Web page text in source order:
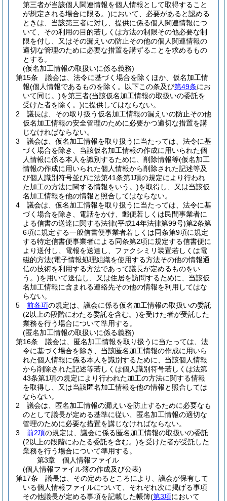
第三者が当該個人関連情報を個人情報として取得すること
が想定される場合に限る。)において、必要があると認める
ときは、当該第三者に対し、提供に係る個人関連情報につ
いて、その利用の目的若しくは方法の制限その他必要な制
限を付し、又はその漏えいの防止その他の個人関連情報の
適切な管理のために必要な措置を講ずることを求めるもの
とする。
(仮名加工情報の取扱いに係る義務)
第15条
議会は、法令に基づく場合を除くほか、仮名加工情
報(個人情報であるものを除く。以下この条及び第49条にお
いて同じ。)を第三者(当該仮名加工情報の取扱いの委託を
受けた者を除く。)に提供してはならない。
2
議長は、その取り扱う仮名加工情報の漏えいの防止その他
仮名加工情報の安全管理のために必要かつ適切な措置を講
じなければならない。
3
議会は、仮名加工情報を取り扱うに当たっては、法令に基
づく場合を除き、当該仮名加工情報の作成に用いられた個
人情報に係る本人を識別するために、削除情報等(仮名加工
情報の作成に用いられた個人情報から削除された記述等及
び個人識別符号並びに法第41条第1項の規定により行われ
た加工の方法に関する情報をいう。)を取得し、又は当該仮
名加工情報を他の情報と照合してはならない。
4
議会は、仮名加工情報を取り扱うに当たっては、法令に基
づく場合を除き、電話をかけ、郵便若しくは民間事業者に
よる信書の送達に関する法律(平成14年法律第99号)第2条第
6項に規定する一般信書便事業者若しくは同条第9項に規定
する特定信書便事業者による同条第2項に規定する信書便に
より送付し、電報を送達し、ファクシミリ装置若しくは電
磁的方法(電子情報処理組織を使用する方法その他の情報通
信の技術を利用する方法であって議長が定めるものをい
う。)を用いて送信し、又は住居を訪問するために、当該仮
名加工情報に含まれる連絡先その他の情報を利用してはな
らない。
5
前各項の規定は、議会に係る仮名加工情報の取扱いの委託
(2以上の段階にわたる委託を含む。)を受けた者が受託した
業務を行う場合について準用する。
(匿名加工情報の取扱いに係る義務)
第16条
議会は、匿名加工情報を取り扱うに当たっては、法
令に基づく場合を除き、当該匿名加工情報の作成に用いら
れた個人情報に係る本人を識別するために、当該個人情報
から削除された記述等若しくは個人識別符号若しくは法第
43条第1項の規定により行われた加工の方法に関する情報
を取得し、又は当該匿名加工情報を他の情報と照合しては
ならない。
2
議会は、匿名加工情報の漏えいを防止するために必要なも
のとして議長が定める基準に従い、匿名加工情報の適切な
管理のために必要な措置を講じなければならない。
3
前2項の規定は、議会に係る匿名加工情報の取扱いの委託
(2以上の段階にわたる委託を含む。)を受けた者が受託した
業務を行う場合について準用する。
第3章
個人情報ファイル
(個人情報ファイル簿の作成及び公表)
第17条
議長は、その定めるところにより、議会が保有して
いる個人情報ファイルについて、それぞれ次に掲げる事項
その他議長が定める事項を記載した帳簿(第3項において